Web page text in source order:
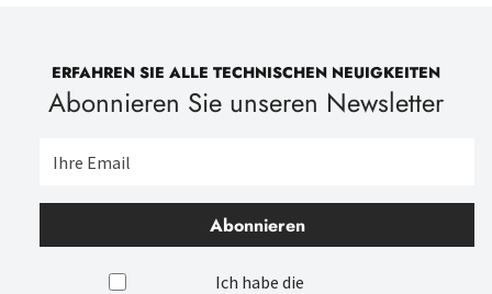
ERFAHREN SIE ALLE TECHNISCHEN NEUIGKEITEN
Abonnieren Sie unseren Newsletter
Abonnieren
Ich habe die